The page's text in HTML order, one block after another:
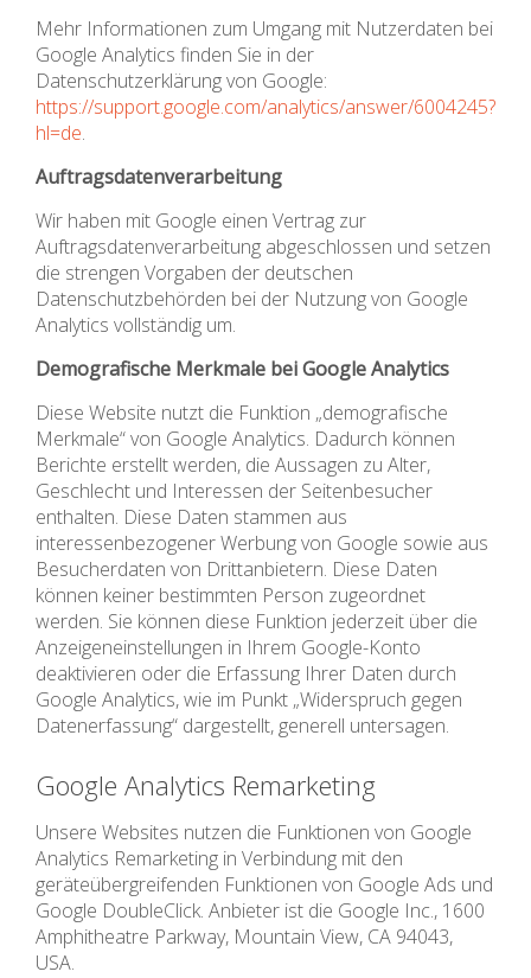
Mehr Informationen zum Umgang mit Nutzerdaten bei
Google Analytics finden Sie in der
Datenschutzerklärung von Google:
https://support.google.com/analytics/answer/6004245?
hl=de.
Auftragsdatenverarbeitung
Wir haben mit Google einen Vertrag zur
Auftragsdatenverarbeitung abgeschlossen und setzen
die strengen Vorgaben der deutschen
Datenschutzbehörden bei der Nutzung von Google
Analytics vollständig um.
Demografische Merkmale bei Google Analytics
Diese Website nutzt die Funktion „demografische
Merkmale“ von Google Analytics. Dadurch können
Berichte erstellt werden, die Aussagen zu Alter,
Geschlecht und Interessen der Seitenbesucher
enthalten. Diese Daten stammen aus
interessenbezogener Werbung von Google sowie aus
Besucherdaten von Drittanbietern. Diese Daten
können keiner bestimmten Person zugeordnet
werden. Sie können diese Funktion jederzeit über die
Anzeigeneinstellungen in Ihrem Google-Konto
deaktivieren oder die Erfassung Ihrer Daten durch
Google Analytics, wie im Punkt „Widerspruch gegen
Datenerfassung“ dargestellt, generell untersagen.
Google Analytics Remarketing
Unsere Websites nutzen die Funktionen von Google
Analytics Remarketing in Verbindung mit den
geräteübergreifenden Funktionen von Google Ads und
Google DoubleClick. Anbieter ist die Google Inc., 1600
Amphitheatre Parkway, Mountain View, CA 94043,
USA.